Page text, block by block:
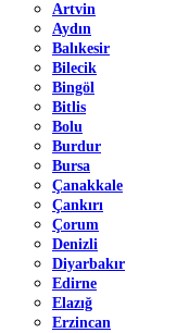
Artvin
Aydın
Balıkesir
Bilecik
Bingöl
Bitlis
Bolu
Burdur
Bursa
Çanakkale
Çankırı
Çorum
Denizli
Diyarbakır
Edirne
Elazığ
Erzincan